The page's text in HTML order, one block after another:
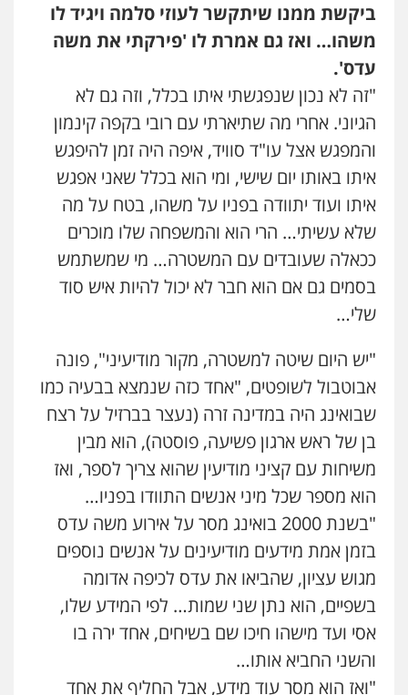
עו"ד מוחמד סביחאת
פלילי תעבורה פשיעה כלכלית
עו"ד יניב זוסמן
פלילי כלכלי פשיעה חמורה מעצרים
וחקירות
0525199949
עו"ד אמיר נאטור
פלילי פשיעה חמורה צווארון לבן מעצרים
0543326767
פלילי פשיעה חמורה סמים עורכי דין לענייני
אסירים תעבורה
0506984757
עו"ד אתנה אדרי
פשיעה חמורה כלכלי פלילי
וחקירות עורכי דין לענייני אסירים
0502181995
עו"ד גיורא זילברשטיין
0505212444
גיל פרידמן – משרד עו"ד
פלילי צווארון לבן
ביקשת ממנו שיתקשר לעוזי סלמה ויגיד לו
משהו… ואז גם אמרת לו 'פירקתי את משה
עדס'.
"זה לא נכון שנפגשתי איתו בכלל, וזה גם לא
הגיוני. אחרי מה שתיארתי עם רובי בקפה קינמון
והמפגש אצל עו"ד סוויד, איפה היה זמן להיפגש
איתו באותו יום שישי, ומי הוא בכלל שאני אפגש
איתו ועוד יתוודה בפניו על משהו, בטח על מה
שלא עשיתי… הרי הוא והמשפחה שלו מוכרים
ככאלה שעובדים עם המשטרה… מי שמשתמש
בסמים גם אם הוא חבר לא יכול להיות איש סוד
שלי…
"יש היום שיטה למשטרה, מקור מודיעיני", פונה
אבוטבול לשופטים, "אחד כזה שנמצא בבעיה כמו
שבואינג היה במדינה זרה (נעצר בברזיל על רצח
בן של ראש ארגון פשיעה, פוסטה), הוא מבין
משיחות עם קציני מודיעין שהוא צריך לספר, ואז
הוא מספר שכל מיני אנשים התוודו בפניו…
"בשנת 2000 בואינג מסר על אירוע משה עדס
בזמן אמת מידעים מודיעינים על אנשים נוספים
מגוש עציון, שהביאו את עדס לכיפה אדומה
בשפיים, הוא נתן שני שמות… לפי המידע שלו,
אסי ועד מישהו חיכו שם בשיחים, אחד ירה בו
והשני החביא אותו…
"ואז הוא מסר עוד מידע, אבל החליף את אחד